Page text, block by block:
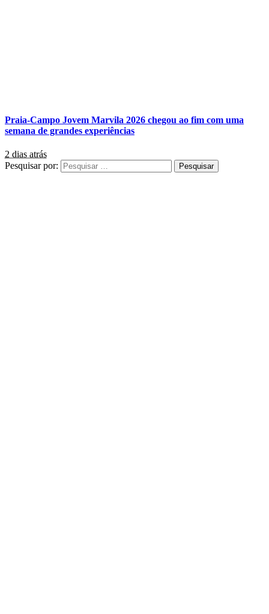
Praia-Campo Jovem Marvila 2026 chegou ao fim com uma
semana de grandes experiências
2 dias atrás
Pesquisar por: